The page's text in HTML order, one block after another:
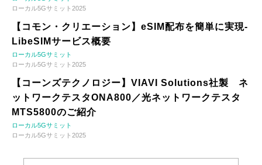
ローカル5Gサミット2025
【コモン・クリエーション】eSIM配布を簡単に実現-
LibeSIMサービス概要
ローカル5Gサミット
ローカル5Gサミット2025
【コーンズテクノロジー】VIAVI Solutions社製 ネ
ットワークテスタONA800／光ネットワークテスタ
MTS5800のご紹介
ローカル5Gサミット
ローカル5Gサミット2025